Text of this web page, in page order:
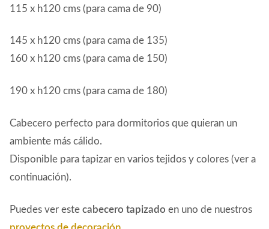
314,00€
hasta
595,50€
115 x h120 cms (para cama de 90)
145 x h120 cms (para cama de 135)
160 x h120 cms (para cama de 150)
190 x h120 cms (para cama de 180)
Cabecero perfecto para dormitorios que quieran un
ambiente más cálido.
Disponible para tapizar en varios tejidos y colores (ver a
continuación).
Puedes ver este cabecero tapizado en uno de nuestros